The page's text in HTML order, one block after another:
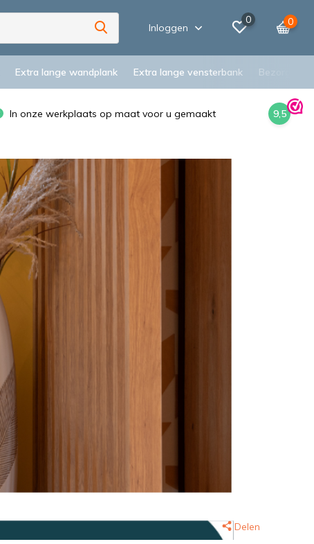
Inloggen
0 0
Extra lange wandplank Extra lange vensterbank Bezorging
In onze werkplaats op maat voor u gemaakt 9,5
Delen